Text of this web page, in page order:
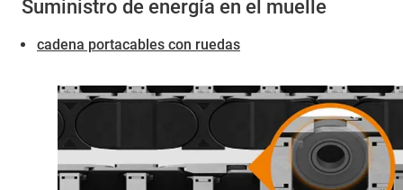
Suministro de energía en el muelle
cadena portacables con ruedas